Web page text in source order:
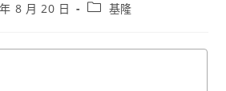
8 月 20 日 基隆